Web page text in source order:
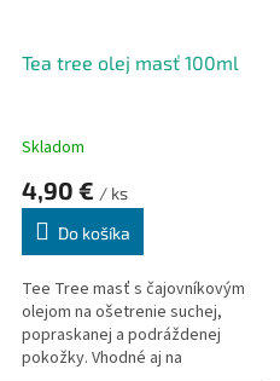
Tea tree olej masť 100ml
Skladom
4,90 € / ks
Do košíka
Tee Tree masť s čajovníkovým
olejom na ošetrenie suchej,
popraskanej a podráždenej
pokožky. Vhodné aj na